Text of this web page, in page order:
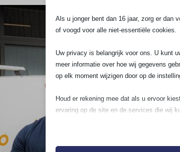
Als u jonger bent dan 16 jaar, zorg er dan
of voogd voor alle niet-essentiële cookies.
Uw privacy is belangrijk voor ons. U kunt
meer informatie over hoe wij gegevens
op elk moment wijzigen door op de
Houd er rekening mee dat als u ervoor
ervaring op de site en de services die wij
Essentiële cookies en services bieden